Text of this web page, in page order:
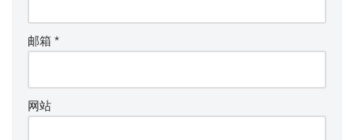
邮箱 *
网站